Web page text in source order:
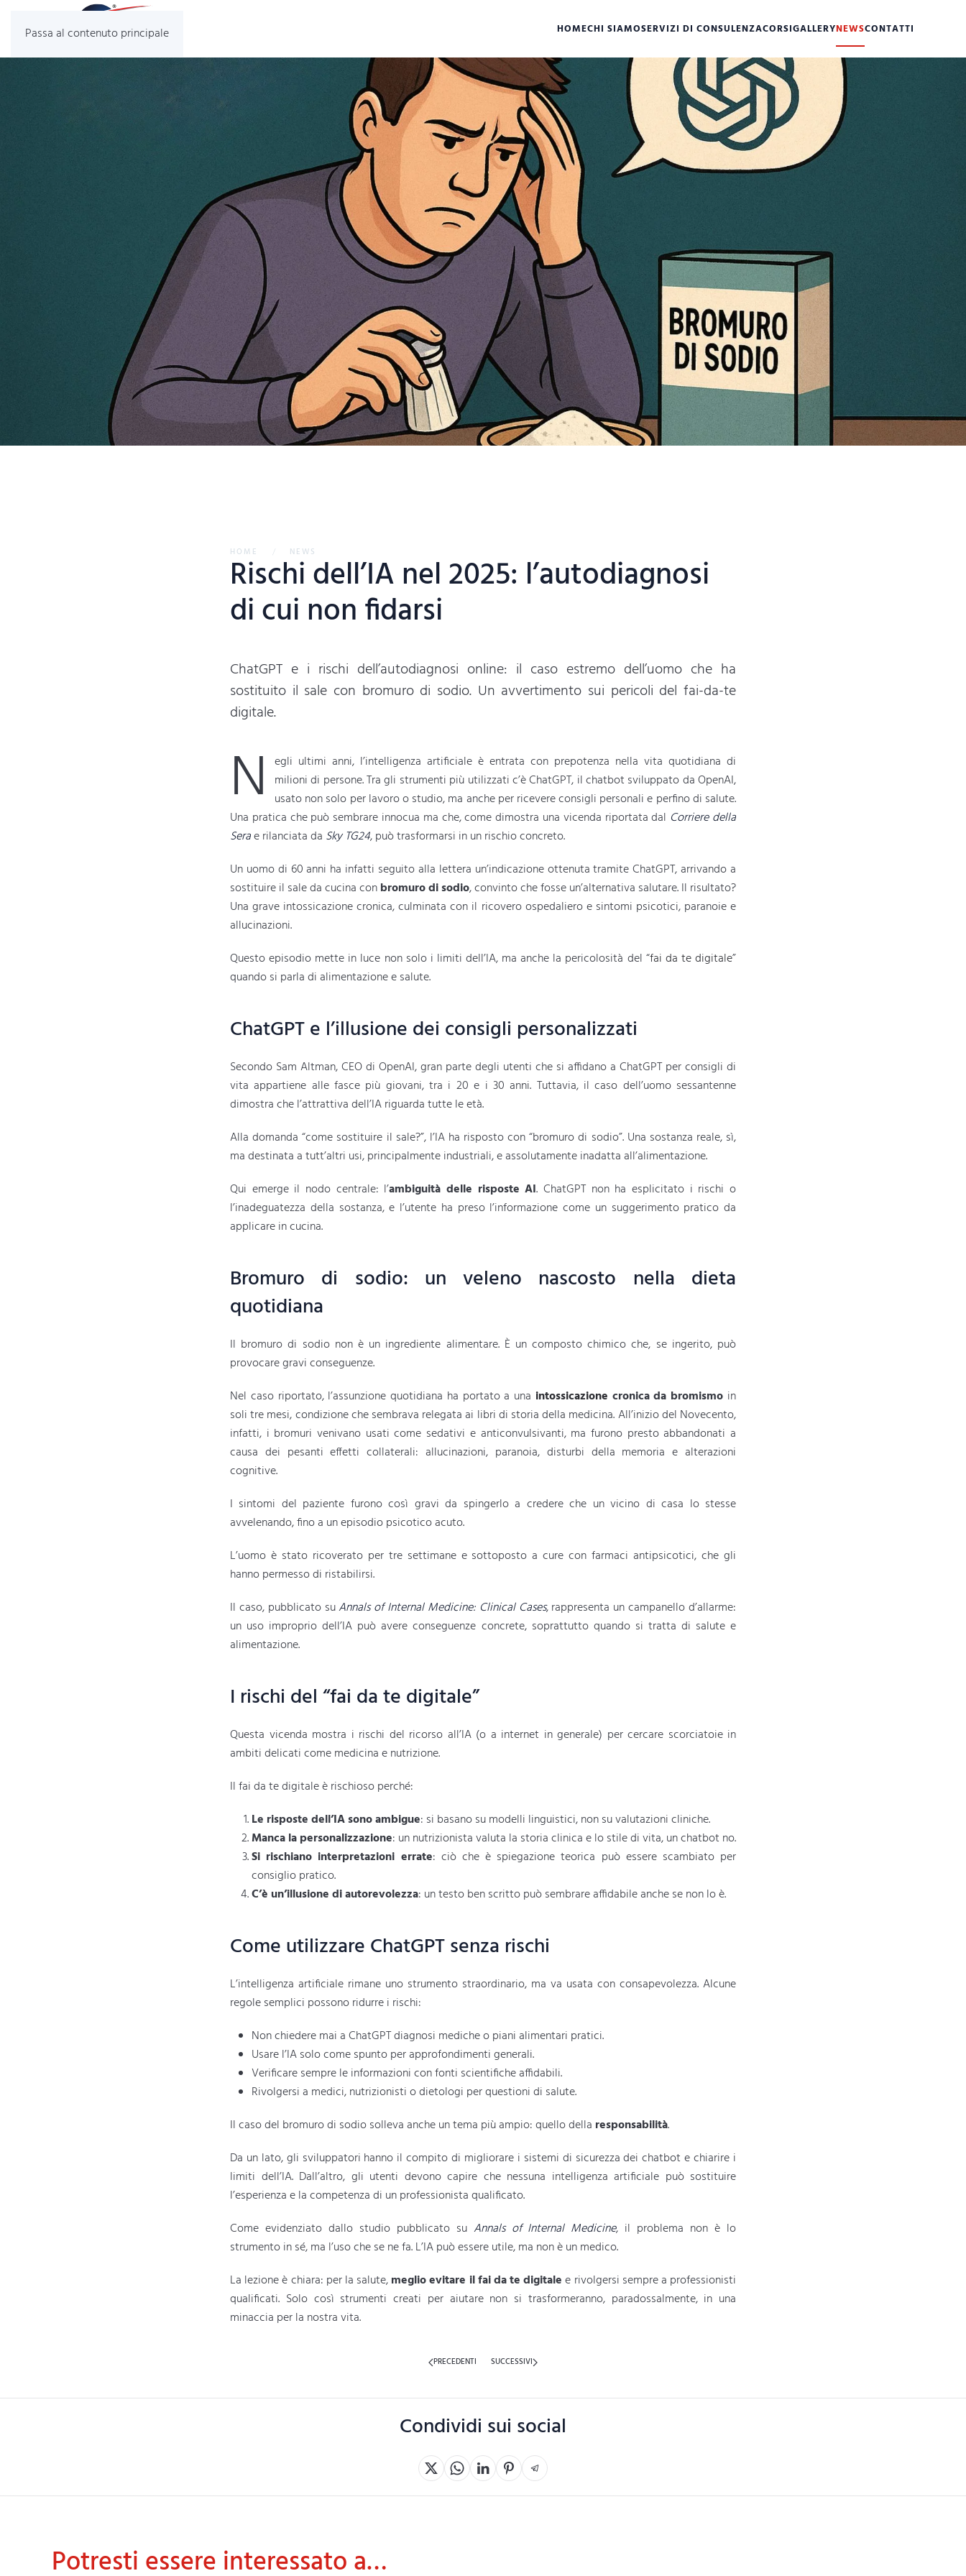
Passa al contenuto principale HOMECHI SIAMOSERVIZI DI CONSULENZACORSIGALLERYNEWSCONTATTI
HOME NEWS
Rischi dell’IA nel 2025: l’autodiagnosi
di cui non fidarsi
ChatGPT e i rischi dell’autodiagnosi online: il caso estremo dell’uomo che ha
sostituito il sale con bromuro di sodio. Un avvertimento sui pericoli del fai-da-te
digitale.
N
egli ultimi anni, l’intelligenza artificiale è entrata con prepotenza nella vita quotidiana di
milioni di persone. Tra gli strumenti più utilizzati c’è ChatGPT, il chatbot sviluppato da OpenAI,
usato non solo per lavoro o studio, ma anche per ricevere consigli personali e perfino di salute.
Una pratica che può sembrare innocua ma che, come dimostra una vicenda riportata dal Corriere della
Serae rilanciata da Sky TG24, può trasformarsi in un rischio concreto.
Un uomo di 60 anni ha infatti seguito alla lettera un’indicazione ottenuta tramite ChatGPT, arrivando a
sostituire il sale da cucina conbromuro di sodio, convinto che fosse un’alternativa salutare. Il risultato?
Una grave intossicazione cronica, culminata con il ricovero ospedaliero e sintomi psicotici, paranoie e
allucinazioni.
Questo episodio mette in luce non solo i limiti dell’IA, ma anche la pericolosità del “fai da te digitale”
quando si parla di alimentazione e salute.
ChatGPT e l’illusione dei consigli personalizzati
Secondo Sam Altman, CEO di OpenAI, gran parte degli utenti che si affidano a ChatGPT per consigli di
vita appartiene alle fasce più giovani, tra i 20 e i 30 anni. Tuttavia, il caso dell’uomo sessantenne
dimostra che l’attrattiva dell’IA riguarda tutte le età.
Alla domanda “come sostituire il sale?”, l’IA ha risposto con “bromuro di sodio”. Una sostanza reale, sì,
ma destinata a tutt’altri usi, principalmente industriali, e assolutamente inadatta all’alimentazione.
Qui emerge il nodo centrale: l’ambiguità delle risposte AI. ChatGPT non ha esplicitato i rischi o
l’inadeguatezza della sostanza, e l’utente ha preso l’informazione come un suggerimento pratico da
applicare in cucina.
Bromuro di sodio: un veleno nascosto nella dieta
quotidiana
Il bromuro di sodio non è un ingrediente alimentare. È un composto chimico che, se ingerito, può
provocare gravi conseguenze.
Nel caso riportato, l’assunzione quotidiana ha portato a una intossicazione cronica da bromismo in
soli tre mesi, condizione che sembrava relegata ai libri di storia della medicina. All’inizio del Novecento,
infatti, i bromuri venivano usati come sedativi e anticonvulsivanti, ma furono presto abbandonati a
causa dei pesanti effetti collaterali: allucinazioni, paranoia, disturbi della memoria e alterazioni
cognitive.
I sintomi del paziente furono così gravi da spingerlo a credere che un vicino di casa lo stesse
avvelenando, fino a un episodio psicotico acuto.
L’uomo è stato ricoverato per tre settimane e sottoposto a cure con farmaci antipsicotici, che gli
hanno permesso di ristabilirsi.
Il caso, pubblicato suAnnals of Internal Medicine: Clinical Cases, rappresenta un campanello d’allarme:
un uso improprio dell’IA può avere conseguenze concrete, soprattutto quando si tratta di salute e
alimentazione.
I rischi del “fai da te digitale”
Questa vicenda mostra i rischi del ricorso all’IA (o a internet in generale) per cercare scorciatoie in
ambiti delicati come medicina e nutrizione.
Il fai da te digitale è rischioso perché:
Le risposte dell’IA sono ambigue: si basano su modelli linguistici, non su valutazioni cliniche.
Manca la personalizzazione: un nutrizionista valuta la storia clinica e lo stile di vita, un chatbot no.
Si rischiano interpretazioni errate: ciò che è spiegazione teorica può essere scambiato per
consiglio pratico.
C’è un’illusione di autorevolezza: un testo ben scritto può sembrare affidabile anche se non lo è.
Come utilizzare ChatGPT senza rischi
L’intelligenza artificiale rimane uno strumento straordinario, ma va usata con consapevolezza. Alcune
regole semplici possono ridurre i rischi:
Non chiedere mai a ChatGPT diagnosi mediche o piani alimentari pratici.
Usare l’IA solo come spunto per approfondimenti generali.
Verificare sempre le informazioni con fonti scientifiche affidabili.
Rivolgersi a medici, nutrizionisti o dietologi per questioni di salute.
Il caso del bromuro di sodio solleva anche un tema più ampio: quello della responsabilità.
Da un lato, gli sviluppatori hanno il compito di migliorare i sistemi di sicurezza dei chatbot e chiarire i
limiti dell’IA. Dall’altro, gli utenti devono capire che nessuna intelligenza artificiale può sostituire
l’esperienza e la competenza di un professionista qualificato.
Come evidenziato dallo studio pubblicato su Annals of Internal Medicine, il problema non è lo
strumento in sé, ma l’uso che se ne fa. L’IA può essere utile, ma non è un medico.
La lezione è chiara: per la salute,meglio evitare il fai da te digitalee rivolgersi sempre a professionisti
qualificati. Solo così strumenti creati per aiutare non si trasformeranno, paradossalmente, in una
minaccia per la nostra vita.
PRECEDENTI SUCCESSIVI
Condividi sui social
Potresti essere interessato a…